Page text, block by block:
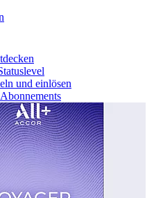
und einlösen